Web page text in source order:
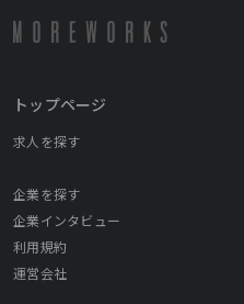
トップページ
求人を探す
企業を探す
企業インタビュー
利用規約
運営会社